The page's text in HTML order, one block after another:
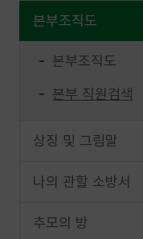
본부조직도
본부조직도
본부 직원검색
상징 및 그림말
나의 관할 소방서
추모의 방